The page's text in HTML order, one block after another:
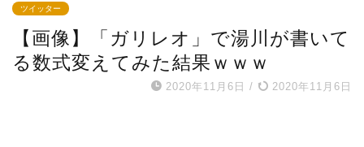
ツイッター
【画像】「ガリレオ」で湯川が書いて
る数式変えてみた結果ｗｗｗ
2020年11月6日 / 2020年11月6日